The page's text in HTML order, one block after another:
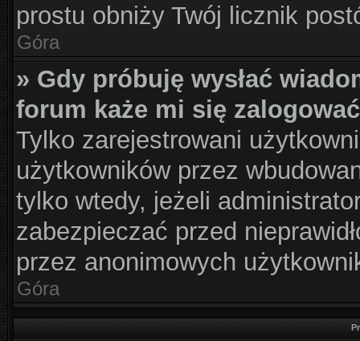
prostu obniży Twój licznik
Góra
» Gdy próbuję wysłać
forum każe mi się
Tylko zarejestrowani
użytkowników przez
tylko wtedy, jeżeli
zabezpieczać przed
przez anonimowych
Góra